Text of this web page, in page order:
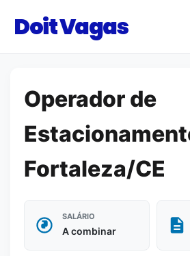
Doit Vagas
Operador de
Fortaleza/CE
SALÁRIO
A combinar